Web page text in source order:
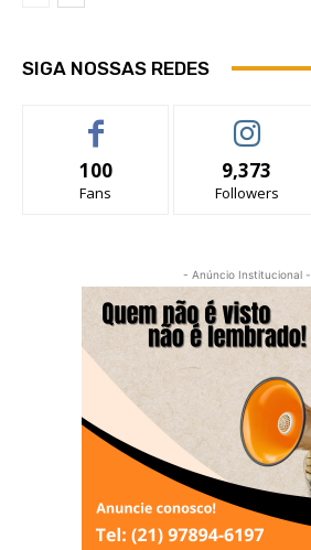
SIGA NOSSAS REDES
100
Fans
9,373
Followers
- Anúncio Institucional -